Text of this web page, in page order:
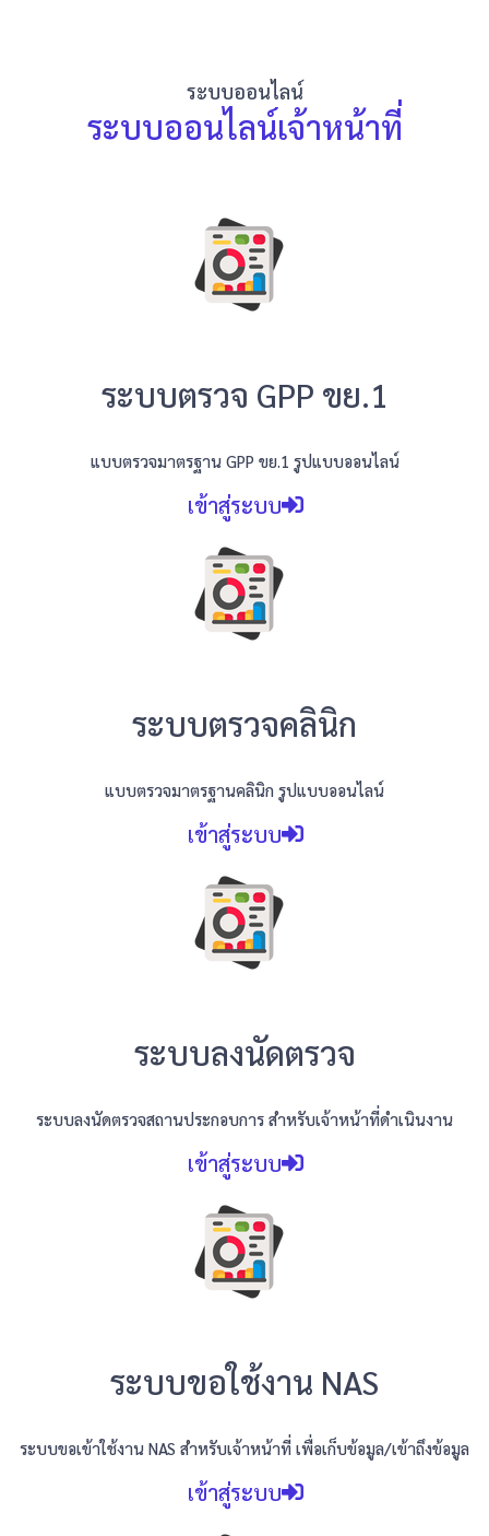
ระบบออนไลน์
ระบบออนไลน์เจ้าหน้าที่
ระบบตรวจ GPP ขย.1
แบบตรวจมาตรฐาน GPP ขย.1 รูปแบบออนไลน์
เข้าสู่ระบบ
ระบบตรวจคลินิก
แบบตรวจมาตรฐานคลินิก รูปแบบออนไลน์
เข้าสู่ระบบ
ระบบลงนัดตรวจ
ระบบลงนัดตรวจสถานประกอบการ สำหรับเจ้าหน้าที่ดำเนินงาน
เข้าสู่ระบบ
ระบบขอใช้งาน NAS
ระบบขอเข้าใช้งาน NAS สำหรับเจ้าหน้าที่ เพื่อเก็บข้อมูล/เข้าถึงข้อมูล
เข้าสู่ระบบ